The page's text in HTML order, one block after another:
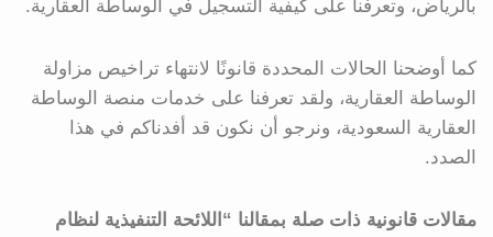
بالرياض، وتعرفنا على كيفية التسجيل في الوساطة العقارية.
كما أوضحنا الحالات المحددة قانونًا لانتهاء تراخيص مزاولة
الوساطة العقارية، ولقد تعرفنا على خدمات منصة الوساطة
العقارية السعودية، ونرجو أن نكون قد أفدناكم في هذا
الصدد.
مقالات قانونية ذات صلة بمقالنا “اللائحة التنفيذية لنظام